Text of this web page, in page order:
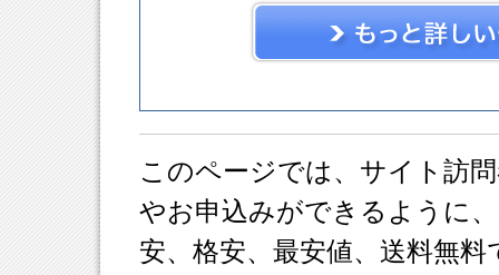
このページでは、サイト訪
やお申込みができるように
安、格安、最安値、送料無